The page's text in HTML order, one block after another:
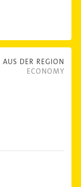
AUS DER REGION
ECONOMY